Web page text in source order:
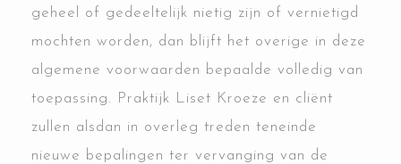
geheel of gedeeltelijk nietig zijn of vernietigd
mochten worden, dan blijft het overige in deze
algemene voorwaarden bepaalde volledig van
toepassing. Praktijk Liset Kroeze en cliënt
zullen alsdan in overleg treden teneinde
nieuwe bepalingen ter vervanging van de